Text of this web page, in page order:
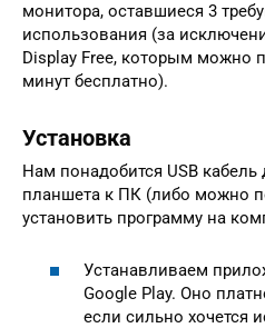
монитора, оставшиеся 3
использования (за
Display Free, которым можно
минут бесплатно).
Установка
Нам понадобится USB
планшета к ПК (либо можно
установить программу на
Устанавливаем
Google Play. Оно
если сильно хочется